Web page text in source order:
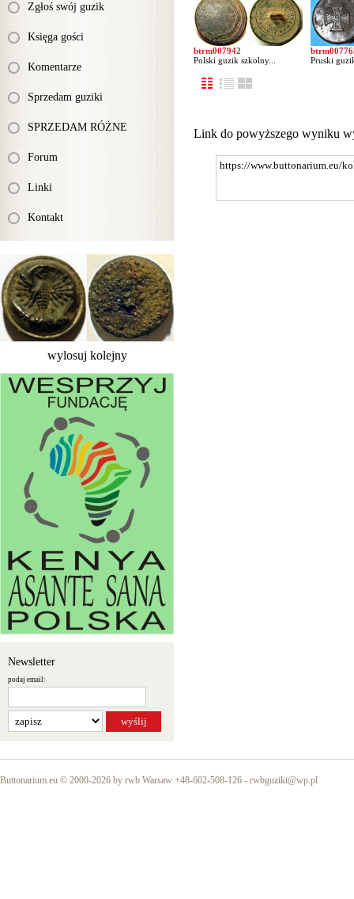
Zgłoś swój guzik
Księga gości
Komentarze
Sprzedam guziki
SPRZEDAM RÓŻNE
Forum
Linki
Kontakt
wylosuj kolejny
Newsletter
podaj email:
btrm007942
Polski guzik szkolny...
Pruski
Link do powyższego wyniku
Buttonarium.eu © 2000-2026 by rwb Warsaw +48-602-508-126 - rwbguziki@wp.pl